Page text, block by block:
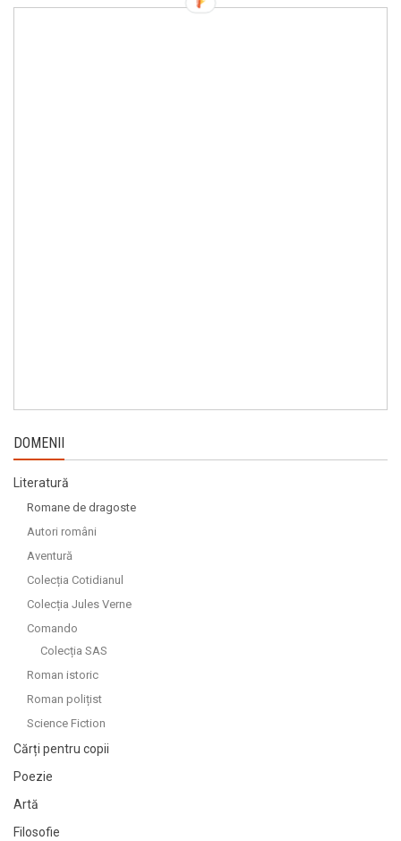
DOMENII
Literatură
Romane de dragoste
Autori români
Aventură
Colecția Cotidianul
Colecția Jules Verne
Comando
Colecția SAS
Roman istoric
Roman polițist
Science Fiction
Cărți pentru copii
Poezie
Artă
Filosofie